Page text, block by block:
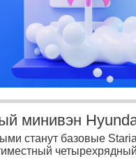
минивэн
станут базовые